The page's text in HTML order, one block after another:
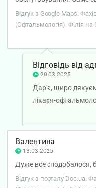
офтальмологу Мішину
діагностика і
Відгук з Google Maps.
(Офтальмологія). Філія на
Відповідь від
20.03.2025
Дар'є, щиро
лікаря-
Валентина
13.03.2025
Дуже все сподобалося,
Відгук з порталу Doc.ua.